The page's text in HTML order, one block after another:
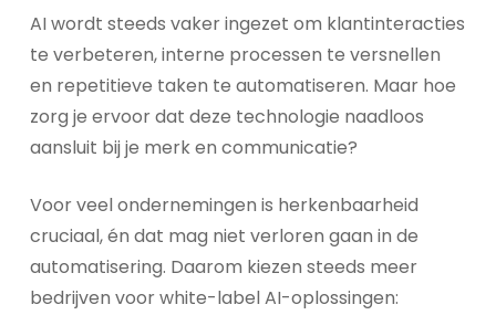
AI wordt steeds vaker ingezet om klantinteracties
te verbeteren, interne processen te versnellen
en repetitieve taken te automatiseren. Maar hoe
zorg je ervoor dat deze technologie naadloos
aansluit bij je merk en communicatie?
Voor veel ondernemingen is herkenbaarheid
cruciaal, én dat mag niet verloren gaan in de
automatisering. Daarom kiezen steeds meer
bedrijven voor white-label AI-oplossingen: